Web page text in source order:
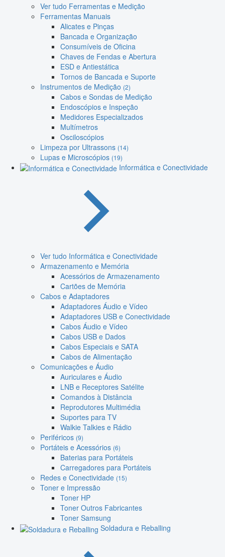
Ver tudo Ferramentas e Medição
Ferramentas Manuais
Alicates e Pinças
Bancada e Organização
Consumíveis de Oficina
Chaves de Fendas e Abertura
ESD e Antiestática
Tornos de Bancada e Suporte
Instrumentos de Medição (2)
Cabos e Sondas de Medição
Endoscópios e Inspeção
Medidores Especializados
Multímetros
Osciloscópios
Limpeza por Ultrassons (14)
Lupas e Microscópios (19)
Informática e Conectividade
Ver tudo Informática e Conectividade
Armazenamento e Memória
Acessórios de Armazenamento
Cartões de Memória
Cabos e Adaptadores
Adaptadores Áudio e Vídeo
Adaptadores USB e Conectividade
Cabos Áudio e Vídeo
Cabos USB e Dados
Cabos Especiais e SATA
Cabos de Alimentação
Comunicações e Áudio
Auriculares e Áudio
LNB e Receptores Satélite
Comandos à Distância
Reprodutores Multimédia
Suportes para TV
Walkie Talkies e Rádio
Periféricos (9)
Portáteis e Acessórios (6)
Baterias para Portáteis
Carregadores para Portáteis
Redes e Conectividade (15)
Toner e Impressão
Toner HP
Toner Outros Fabricantes
Toner Samsung
Soldadura e Reballing